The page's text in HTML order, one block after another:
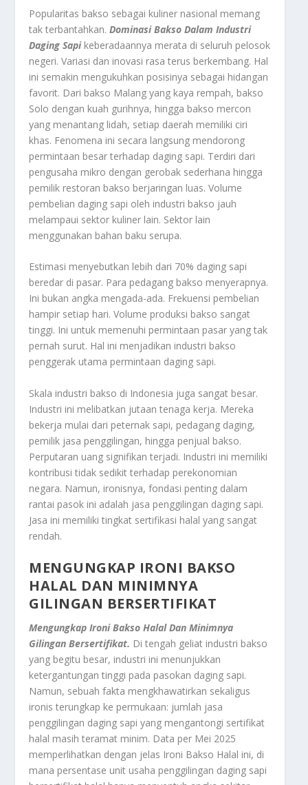
Popularitas bakso sebagai kuliner nasional memang
tak terbantahkan. Dominasi Bakso Dalam Industri
Daging Sapikeberadaannya merata di seluruh pelosok
negeri. Variasi dan inovasi rasa terus berkembang. Hal
ini semakin mengukuhkan posisinya sebagai hidangan
favorit. Dari bakso Malang yang kaya rempah, bakso
Solo dengan kuah gurihnya, hingga bakso mercon
yang menantang lidah, setiap daerah memiliki ciri
khas. Fenomena ini secara langsung mendorong
permintaan besar terhadap daging sapi. Terdiri dari
pengusaha mikro dengan gerobak sederhana hingga
pemilik restoran bakso berjaringan luas. Volume
pembelian daging sapi oleh industri bakso jauh
melampaui sektor kuliner lain. Sektor lain
menggunakan bahan baku serupa.
Estimasi menyebutkan lebih dari 70% daging sapi
beredar di pasar. Para pedagang bakso menyerapnya.
Ini bukan angka mengada-ada. Frekuensi pembelian
hampir setiap hari. Volume produksi bakso sangat
tinggi. Ini untuk memenuhi permintaan pasar yang tak
pernah surut. Hal ini menjadikan industri bakso
penggerak utama permintaan daging sapi.
Skala industri bakso di Indonesia juga sangat besar.
Industri ini melibatkan jutaan tenaga kerja. Mereka
bekerja mulai dari peternak sapi, pedagang daging,
pemilik jasa penggilingan, hingga penjual bakso.
Perputaran uang signifikan terjadi. Industri ini memiliki
kontribusi tidak sedikit terhadap perekonomian
negara. Namun, ironisnya, fondasi penting dalam
rantai pasok ini adalah jasa penggilingan daging sapi.
Jasa ini memiliki tingkat sertifikasi halal yang sangat
rendah.
MENGUNGKAP IRONI BAKSO
HALAL DAN MINIMNYA
GILINGAN BERSERTIFIKAT
Mengungkap Ironi Bakso Halal Dan Minimnya
Gilingan Bersertifikat. Di tengah geliat industri bakso
yang begitu besar, industri ini menunjukkan
ketergantungan tinggi pada pasokan daging sapi.
Namun, sebuah fakta mengkhawatirkan sekaligus
ironis terungkap ke permukaan: jumlah jasa
penggilingan daging sapi yang mengantongi sertifikat
halal masih teramat minim. Data per Mei 2025
memperlihatkan dengan jelas Ironi Bakso Halal ini, di
mana persentase unit usaha penggilingan daging sapi